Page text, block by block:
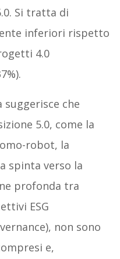
Si tratta di
inferiori rispetto
4.0
che
5.0, come la
robot, la
spinta verso la
profonda tra
ESG
non sono
e,